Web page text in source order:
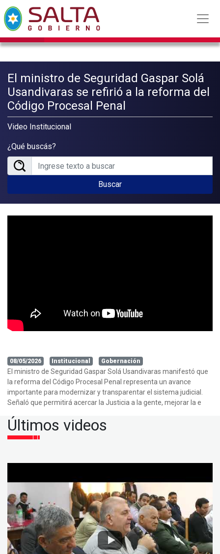
El ministro de Seguridad Gaspar Solá
Usandivaras se refirió a la reforma del
Código Procesal Penal
Video Institucional
¿Qué buscás?
Buscar
08/05/2026 Institucional Gobernación
El ministro de Seguridad Gaspar Solá Usandivaras manifestó que
la reforma del Código Procesal Penal representa un avance
importante para modernizar y transparentar el sistema judicial.
Señaló que permitirá acercar la Justicia a la gente, mejorar la e
Últimos videos